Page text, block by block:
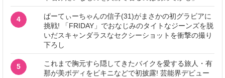
4
ぱーてぃーちゃんの信子(31)がまさかの初グラビアに
挑戦! 「FRIDAY」でおなじみのタイトなジーンズを脱
いだスキャンダラスなセクシーショットを衝撃の撮り
下ろし
5
これまで胸元すら隠してきたバイクを愛する旅人・有
那が美ボディをビキニなどで初披露! 芸能界デビュー